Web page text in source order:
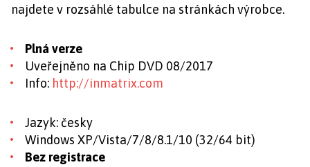
najdete v rozsáhlé tabulce na stránkách výrobce.
Plná verze
Uveřejněno na Chip DVD 08/2017
Info: http://inmatrix.com
Jazyk: česky
Windows XP/Vista/7/8/8.1/10 (32/64 bit)
Bez registrace